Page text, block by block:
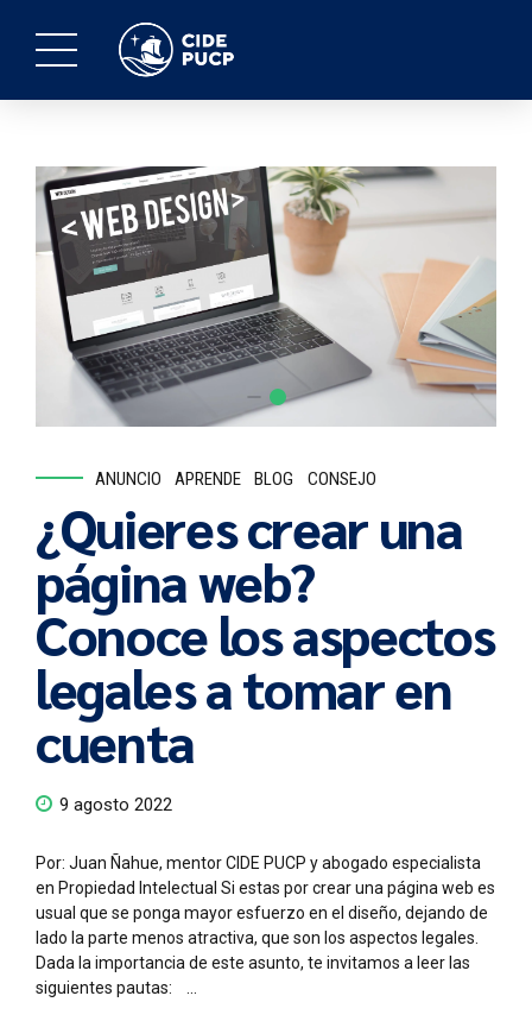
ANUNCIO APRENDE BLOG CONSEJO
¿Quieres crear una
página web?
Conoce los aspectos
legales a tomar en
cuenta
9 agosto 2022
Por: Juan Ñahue, mentor CIDE PUCP y abogado especialista
en Propiedad Intelectual Si estas por crear una página web es
usual que se ponga mayor esfuerzo en el diseño, dejando de
lado la parte menos atractiva, que son los aspectos legales.
Dada la importancia de este asunto, te invitamos a leer las
siguientes pautas: ...